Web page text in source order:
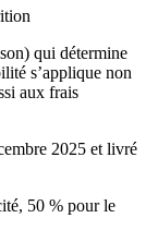
qui détermine
s’applique non
aux frais
2025 et livré
, 50 % pour le